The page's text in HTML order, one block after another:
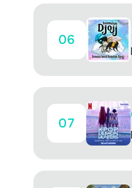
06
07